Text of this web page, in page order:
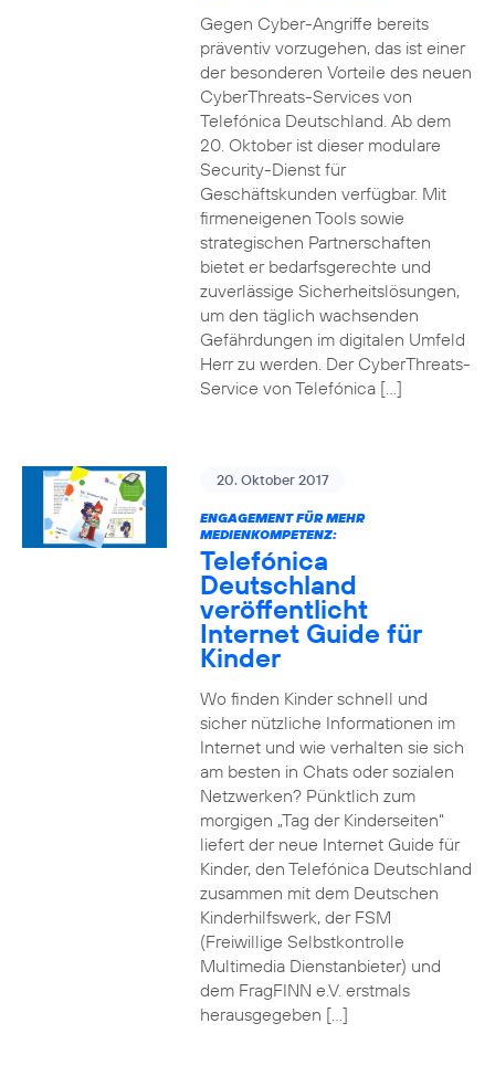
Gegen Cyber-Angriffe bereits
präventiv vorzugehen, das ist einer
der besonderen Vorteile des neuen
CyberThreats-Services von
Telefónica Deutschland. Ab dem
20. Oktober ist dieser modulare
Security-Dienst für
Geschäftskunden verfügbar. Mit
firmeneigenen Tools sowie
strategischen Partnerschaften
bietet er bedarfsgerechte und
zuverlässige Sicherheitslösungen,
um den täglich wachsenden
Gefährdungen im digitalen Umfeld
Herr zu werden. Der CyberThreats-
Service von Telefónica […]
20. Oktober 2017
ENGAGEMENT FÜR MEHR
MEDIENKOMPETENZ:
Telefónica
Deutschland
veröffentlicht
Internet Guide für
Kinder
Wo finden Kinder schnell und
sicher nützliche Informationen im
Internet und wie verhalten sie sich
am besten in Chats oder sozialen
Netzwerken? Pünktlich zum
morgigen „Tag der Kinderseiten“
liefert der neue Internet Guide für
Kinder, den Telefónica Deutschland
zusammen mit dem Deutschen
Kinderhilfswerk, der FSM
(Freiwillige Selbstkontrolle
Multimedia Dienstanbieter) und
dem FragFINN e.V. erstmals
herausgegeben […]